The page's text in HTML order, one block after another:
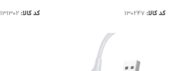
کد کالا: 130247 کد کالا: 131302